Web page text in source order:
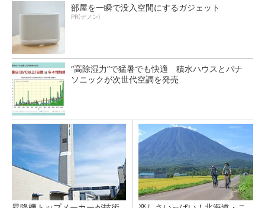
部屋を一瞬で没入空間にするガジェット
PR(デノン)
“高除湿力”で猛暑でも快適 積水ハウスとパナ
ソニックが次世代空調を発売